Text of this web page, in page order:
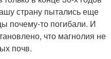
страну пытались еще
почему-то погибали. И
что магнолия не
почв.